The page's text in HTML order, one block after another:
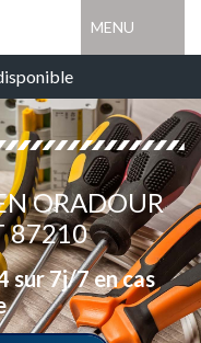
MENU
ORADOUR
87210
sur 7j/7 en cas